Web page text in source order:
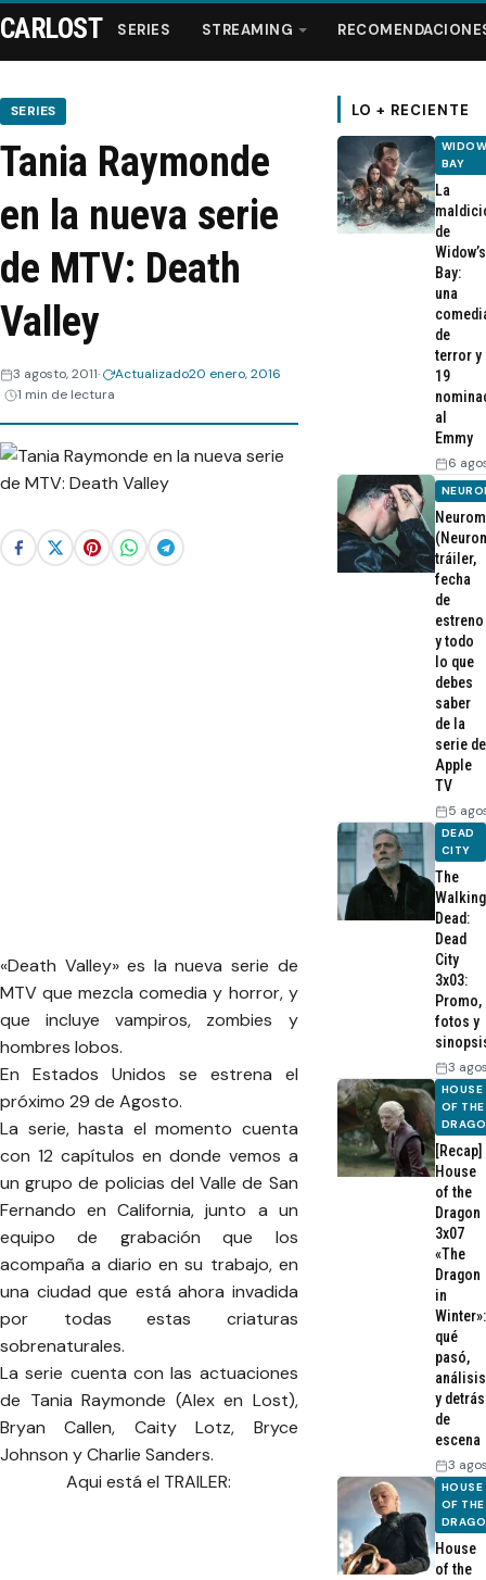
Series
Streaming
Recomendaciones
Webisodios
CARLOST SERIES STREAMING
SERIES
Tania Raymonde
en la nueva serie
de MTV: Death
Valley
3 agosto, 2011 Actualizado20 enero, 2016
1 min de lectura
«Death Valley» es la nueva serie de
MTV que mezcla comedia y horror, y
que incluye vampiros, zombies y
hombres lobos.
En Estados Unidos se estrena el
próximo 29 de Agosto.
La serie, hasta el momento cuenta
con 12 capítulos en donde vemos a
un grupo de policias del Valle de San
Fernando en California, junto a un
equipo de grabación que los
acompaña a diario en su trabajo, en
una ciudad que está ahora invadida
por todas estas criaturas
sobrenaturales.
La serie cuenta con las actuaciones
de Tania Raymonde (Alex en Lost),
Bryan Callen, Caity Lotz, Bryce
Johnson y Charlie Sanders.
Aqui está el TRAILER:
LO + RECIENTE
BAY
La
de
Widow’s
Bay:
una
de
terror y
19
al
Emmy
6
tráiler,
fecha
de
estreno
y todo
lo que
debes
saber
de la
serie de
Apple
TV
5
DEAD
CITY
The
Walking
Dead:
Dead
City
3x03:
Promo,
fotos y
3
HOUSE
OF THE
[Recap]
House
of the
Dragon
3x07
«The
Dragon
in
Winter»:
qué
pasó,
análisis
y detrás
de
escena
3
HOUSE
OF THE
House
of the